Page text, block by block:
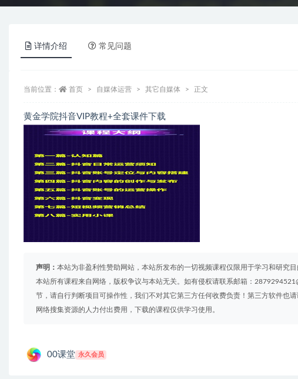
详情介绍 常见问题
当前位置： 首页 自媒体运营 其它自媒体 正文
黄金学院抖音VIP教程+全套课件下载
声明： 本站为非盈利性赞助网站，本站所发布的一切视频课程仅限用于学习和研究
本站所有课程来自网络，版权争议与本站无关。如有侵权请联系邮箱：
节，请自行判断项目可操作性，我们不对其它第三方任何收费负责！第三方软件也
网络搜集资源的人力付出费用，下载的课程仅供学习使用。
00课堂 永久会员